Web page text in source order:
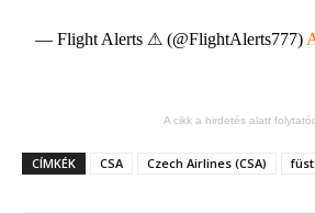
— Flight Alerts ⚠ (@FlightAlerts777)
A cikk a hirdetés alatt
CÍMKÉK CSA Czech Airlines (CSA) füst